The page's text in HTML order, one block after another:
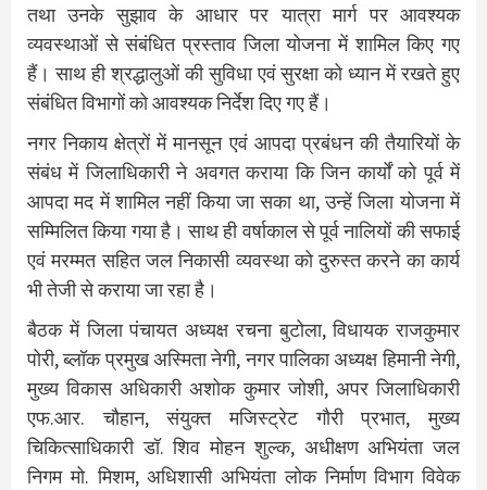
तथा उनके सुझाव के आधार पर यात्रा मार्ग पर आवश्यक
व्यवस्थाओं से संबंधित प्रस्ताव जिला योजना में शामिल किए गए
हैं। साथ ही श्रद्धालुओं की सुविधा एवं सुरक्षा को ध्यान में रखते हुए
संबंधित विभागों को आवश्यक निर्देश दिए गए हैं।
नगर निकाय क्षेत्रों में मानसून एवं आपदा प्रबंधन की तैयारियों के
संबंध में जिलाधिकारी ने अवगत कराया कि जिन कार्यों को पूर्व में
आपदा मद में शामिल नहीं किया जा सका था, उन्हें जिला योजना में
सम्मिलित किया गया है। साथ ही वर्षाकाल से पूर्व नालियों की सफाई
एवं मरम्मत सहित जल निकासी व्यवस्था को दुरुस्त करने का कार्य
भी तेजी से कराया जा रहा है।
बैठक में जिला पंचायत अध्यक्ष रचना बुटोला, विधायक राजकुमार
पोरी, ब्लॉक प्रमुख अस्मिता नेगी, नगर पालिका अध्यक्ष हिमानी नेगी,
मुख्य विकास अधिकारी अशोक कुमार जोशी, अपर जिलाधिकारी
एफ.आर. चौहान, संयुक्त मजिस्ट्रेट गौरी प्रभात, मुख्य
चिकित्साधिकारी डॉ. शिव मोहन शुल्क, अधीक्षण अभियंता जल
निगम मो. मिशम, अधिशासी अभियंता लोक निर्माण विभाग विवेक